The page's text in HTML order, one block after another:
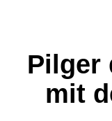
Pilger
mit